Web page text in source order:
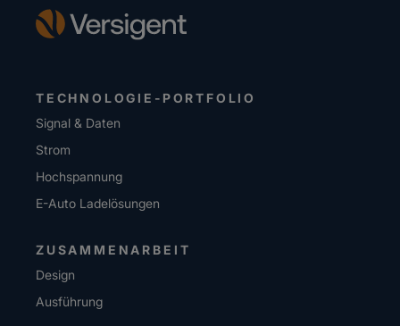
TECHNOLOGIE-PORTFOLIO
Signal & Daten
Strom
Hochspannung
E-Auto Ladelösungen
ZUSAMMENARBEIT
Design
Ausführung